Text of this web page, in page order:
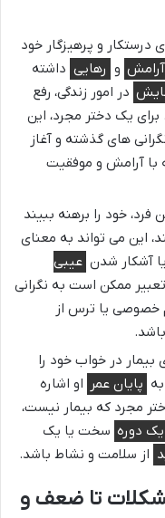
درستکار و پرهیزگار خود
آرامش و رهایی داشته
در امور زندگی، رفع
یک دختر مجرد، این
های گذشته و آغاز
با آرامش و موفقیت
فرد، خود را برهنه ببیند
این می تواند به معنای
آشکار شدن عیبی
ممکن است به نگرانی
خصوصی یا ترس از
بیمار در خواب خود را
پایان عمر او اشاره
مجرد که بیمار نیست،
یک دوره سخت یا یک
از سلامت و نشاط باشد.
تا ضعف و